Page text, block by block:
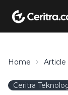
Home Article
Ceritra